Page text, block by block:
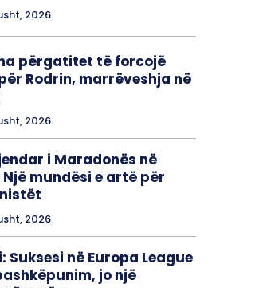
2026
përgatitet të forcojë
Rodrin, marrëveshja në
2026
i Maradonës në
mundësi e artë për
2026
Suksesi në Europa League
jo një